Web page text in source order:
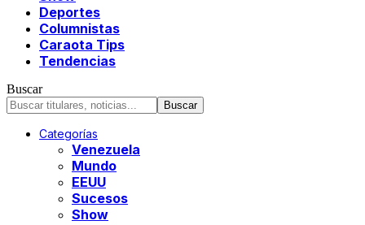
Deportes
Columnistas
Caraota Tips
Tendencias
Buscar
Categorías
Venezuela
Mundo
EEUU
Sucesos
Show